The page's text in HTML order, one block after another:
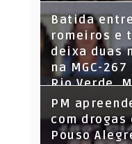
Batida
romeiros e
deixa duas
na MGC-
Rio Verde,
PM
com drogas
Pouso